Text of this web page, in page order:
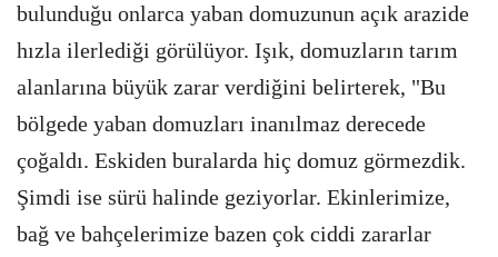
bulunduğu onlarca yaban domuzunun açık arazide
hızla ilerlediği görülüyor. Işık, domuzların tarım
alanlarına büyük zarar verdiğini belirterek, "Bu
bölgede yaban domuzları inanılmaz derecede
çoğaldı. Eskiden buralarda hiç domuz görmezdik.
Şimdi ise sürü halinde geziyorlar. Ekinlerimize,
bağ ve bahçelerimize bazen çok ciddi zararlar